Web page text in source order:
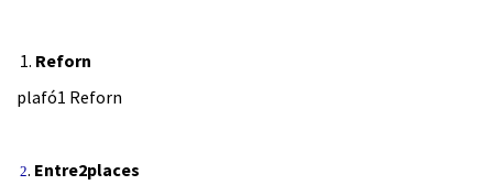
1. Reforn
plafó1 Reforn
2. Entre2places